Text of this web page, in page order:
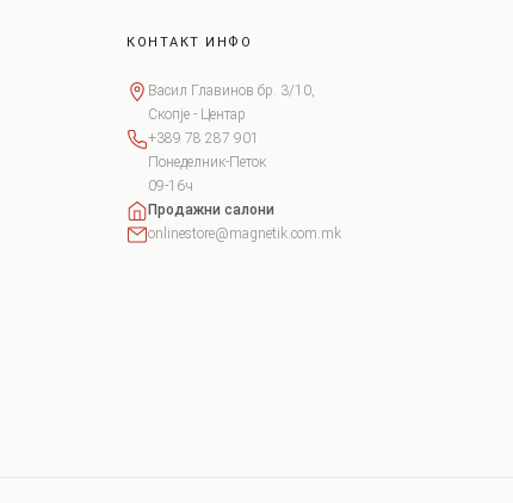
КОНТАКТ ИНФО
Васил Главинов бр. 3/10,
Скопје - Центар
+389 78 287 901
Понеделник-Петок
09-16ч
Продажни салони
onlinestore@magnetik.com.mk